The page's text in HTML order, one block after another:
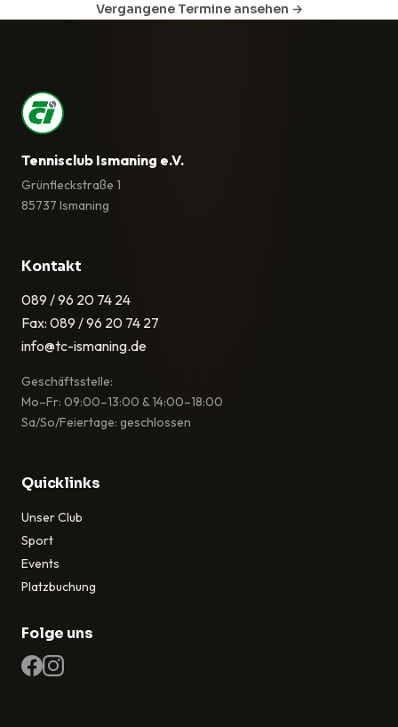
Vergangene Termine ansehen →
Tennisclub Ismaning e.V.
Grünfleckstraße 1
85737 Ismaning
Kontakt
089 / 96 20 74 24
Fax: 089 / 96 20 74 27
info@tc-ismaning.de
Geschäftsstelle:
Mo–Fr: 09:00–13:00 & 14:00–18:00
Sa/So/Feiertage: geschlossen
Quicklinks
Unser Club
Sport
Events
Platzbuchung
Folge uns